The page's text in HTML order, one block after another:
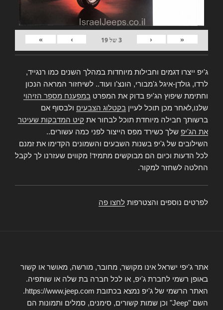
«
‹
3של19
›
»
ג'יפ ייצרו דגמים וחבילות מיוחדות במהלך השנים כמו רנגייד,
לרדו, גולדן-איגל ג'מבורי, הונצ'ו ועוד.. לשיחזור המראה הנכון
וחתימת שיפוץ הג'יפ בדוק את המפרט במפענח מספר הזיהוי
שלנו,לאחר מכן תוכל לעיין בקטלוג הצבעים ולבסוף אם
ברשותך חבילה מיוחדת תוכל לבחור את קיט המדבקות שעיטר
את הג'יפ שלך כשירד מפס הייצור לפני כמה עשורים..
השילובים של ג'יפ בשנות השבעים והשמונים הקדימו את זמנם
לכל הדעות וכיום הם מבוקשים מתמיד! מקווים שעזרנו לך לקבל
החלטה לשחזר למקור.
לפרטים נוספים והצטרפות לחצו פה
אתר ג'יפי ישראל אינו מקושר, מחובר, מורשה, מאושר או קשור
באופן רשמי לחברת ג'יפ, או לכל חברה בת שלה או שותפיה.
האתר הרשמי של ג'יפ נמצא בכתובת https://www.jeep.com.
השם "Jeep" וכן שמות קשורים, סימנים, סמלים ותמונות הם